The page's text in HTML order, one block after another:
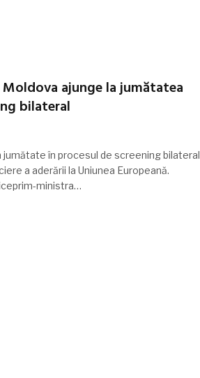
ajunge la jumătatea
bilateral
jumătate în procesul de screening bilateral
a aderării la Uniunea Europeană.
ministra…